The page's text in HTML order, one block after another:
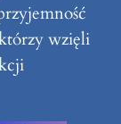
wzięli